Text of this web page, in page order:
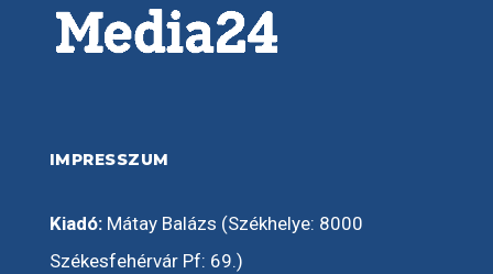
IMPRESSZUM
Kiadó:Mátay Balázs (Székhelye: 8000
Székesfehérvár Pf: 69.)